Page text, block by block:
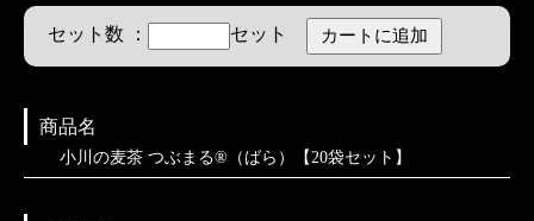
セット数 ： セット
商品名
小川の麦茶 つぶまる®（ばら）【20袋セット】